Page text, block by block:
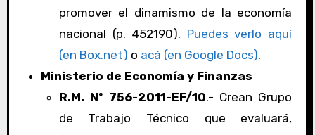
promover el dinamismo de la economía
nacional (p. 452190). Puedes verlo aquí
(en Box.net) o acá (en Google Docs).
Ministerio de Economía y Finanzas
R.M. Nº 756-2011-EF/10.- Crean Grupo
de Trabajo Técnico que evaluará,